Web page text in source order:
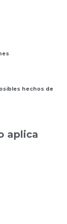
hechos de
aplica